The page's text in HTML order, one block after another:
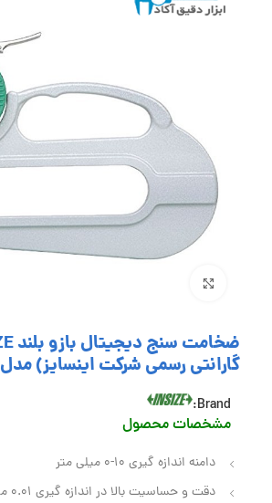
گارانتی رسمی شرکت اینسایز) مدل 2872-10
Brand:
مشخصات محصول
دامنه اندازه گیری 10-0 میلی متر
دقت و حساسیت بالا در اندازه گیری 0.01 میلی متر